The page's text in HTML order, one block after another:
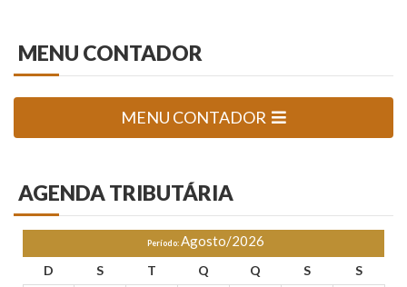
MENU CONTADOR
MENU CONTADOR
AGENDA TRIBUTÁRIA
Período: Agosto/2026
D S T Q Q S
S